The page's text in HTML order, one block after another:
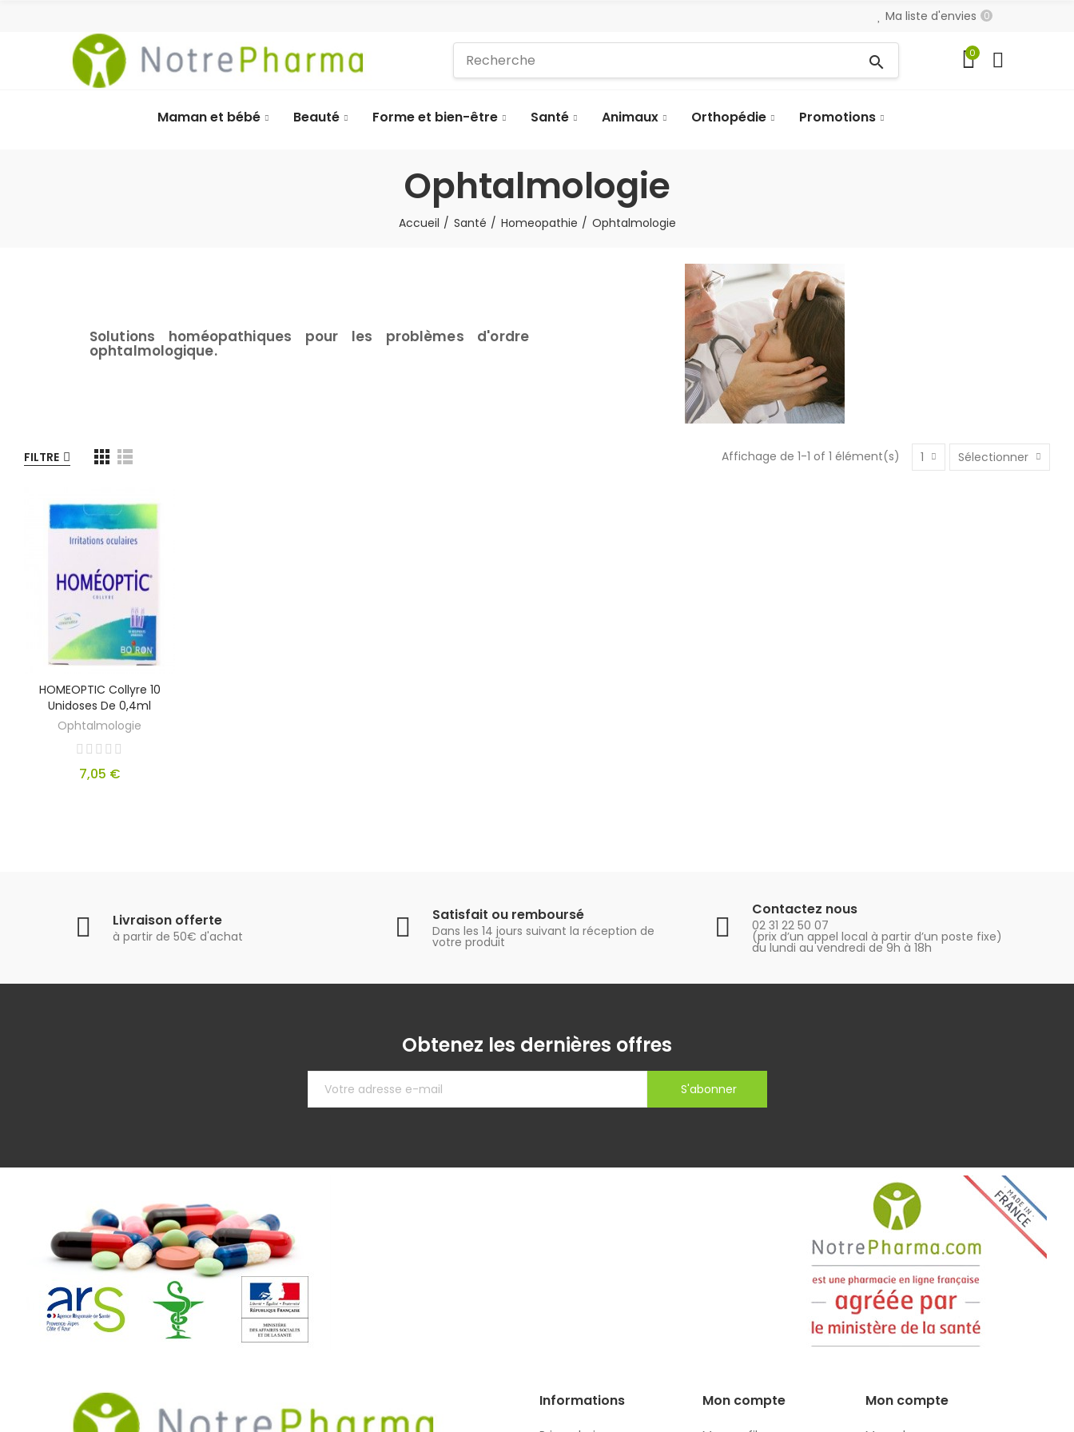
Ma liste d'envies 0
search 0
Maman et bébé Beauté Forme et bien-être Santé Animaux Orthopédie Promotions
Ophtalmologie
Accueil Santé Homeopathie Ophtalmologie
Solutions homéopathiques pour les problèmes d'ordre
ophtalmologique.
FILTRE Affichage de 1-1 of 1 élément(s) 1 Sélectionner
HOMEOPTIC Collyre 10
Unidoses De 0,4ml
Ophtalmologie
7,05 €
Livraison offerte
à partir de 50€ d'achat
Satisfait ou remboursé
Dans les 14 jours suivant la réception de
votre produit
Contactez nous
02 31 22 50 07
(prix d’un appel local à partir d’un poste fixe)
du lundi au vendredi de 9h à 18h
Obtenez les dernières offres
S'abonner
Informations Mon compte Mon compte